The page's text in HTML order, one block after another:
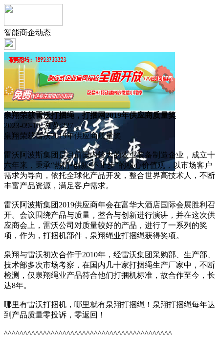
智能商企动态
泉翔荣获雷沃打捆绳，打捆网2019年供应商质量奖
2023-09-10 浏览:227
泉翔荣获雷沃2019年供应商质量奖
雷沃阿波斯集团是目前国内较大的农业装备制造企业，成立十
六年来，秉承“热情•创新•不止步”的核心价值观，以市场客户
需求为导向，依托全球化产品开发，整合世界高技术人，不断
丰富产品资源，满足客户需求。
雷沃阿波斯集团2019供应商年会在富华大酒店国际会展胜利召
开。会议围绕产品与质量，整合与创新进行演讲，并在这次供
应商会上，雷沃公司对质量较好的产品，进行了一系列的奖
项，作为，打捆机部件，泉翔绳业打捆绳获得奖项。
泉翔与雷沃初次合作于2010年，经雷沃集团采购部、生产部、
技术部多次市场考察，在国内几十家打捆绳生产厂家中，不断
检测，仅泉翔绳业产品符合他们打捆机标准，故合作至今，长
达8年。
哪里有雷沃打捆机，哪里就有泉翔打捆绳！泉翔打捆绳每年达
到产品质量零投诉，零返回！
^^^^^^^^^^^^^^^^^^^^^^^^^^^^^^^^^^^^^^^^^^^